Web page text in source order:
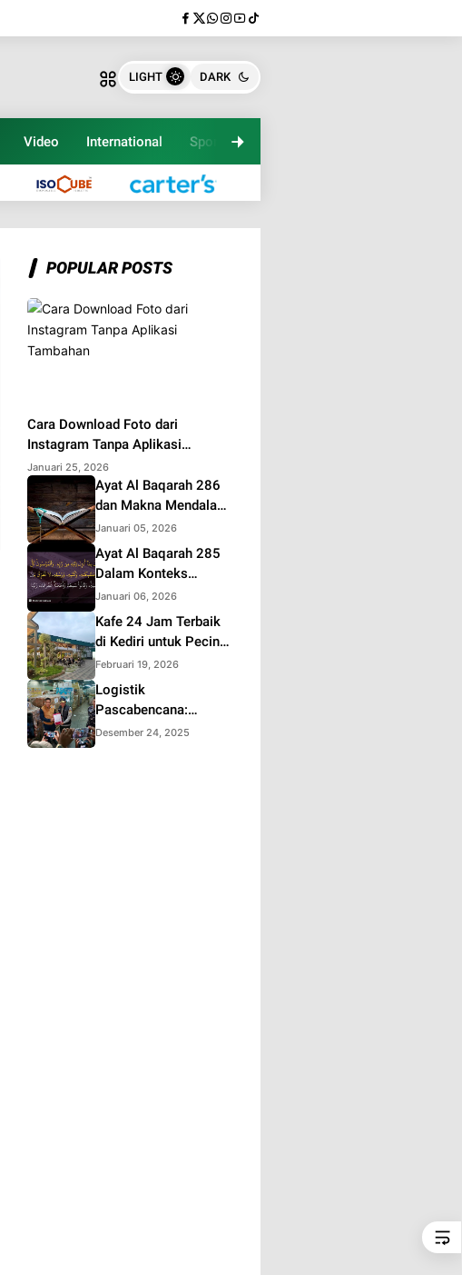
LIGHT DARK
Video International Sport
POPULAR POSTS
Cara Download Foto dari
Instagram Tanpa Aplikasi
Tambahan
Januari 25, 2026
Ayat Al Baqarah 286
dan Makna Mendalam
di Balik Keadilan Allah
Januari 05, 2026
Ayat Al Baqarah 285
Dalam Konteks
Keadilan dan
Kepercayaan dalam
Islam
Januari 06, 2026
Kafe 24 Jam Terbaik
di Kediri untuk Pecinta
Kopi dan Wisata
Malam
Februari 19, 2026
Logistik
Pascabencana:
Bantuan Kementan-
Desember 24, 2025